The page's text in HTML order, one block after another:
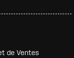
de Ventes